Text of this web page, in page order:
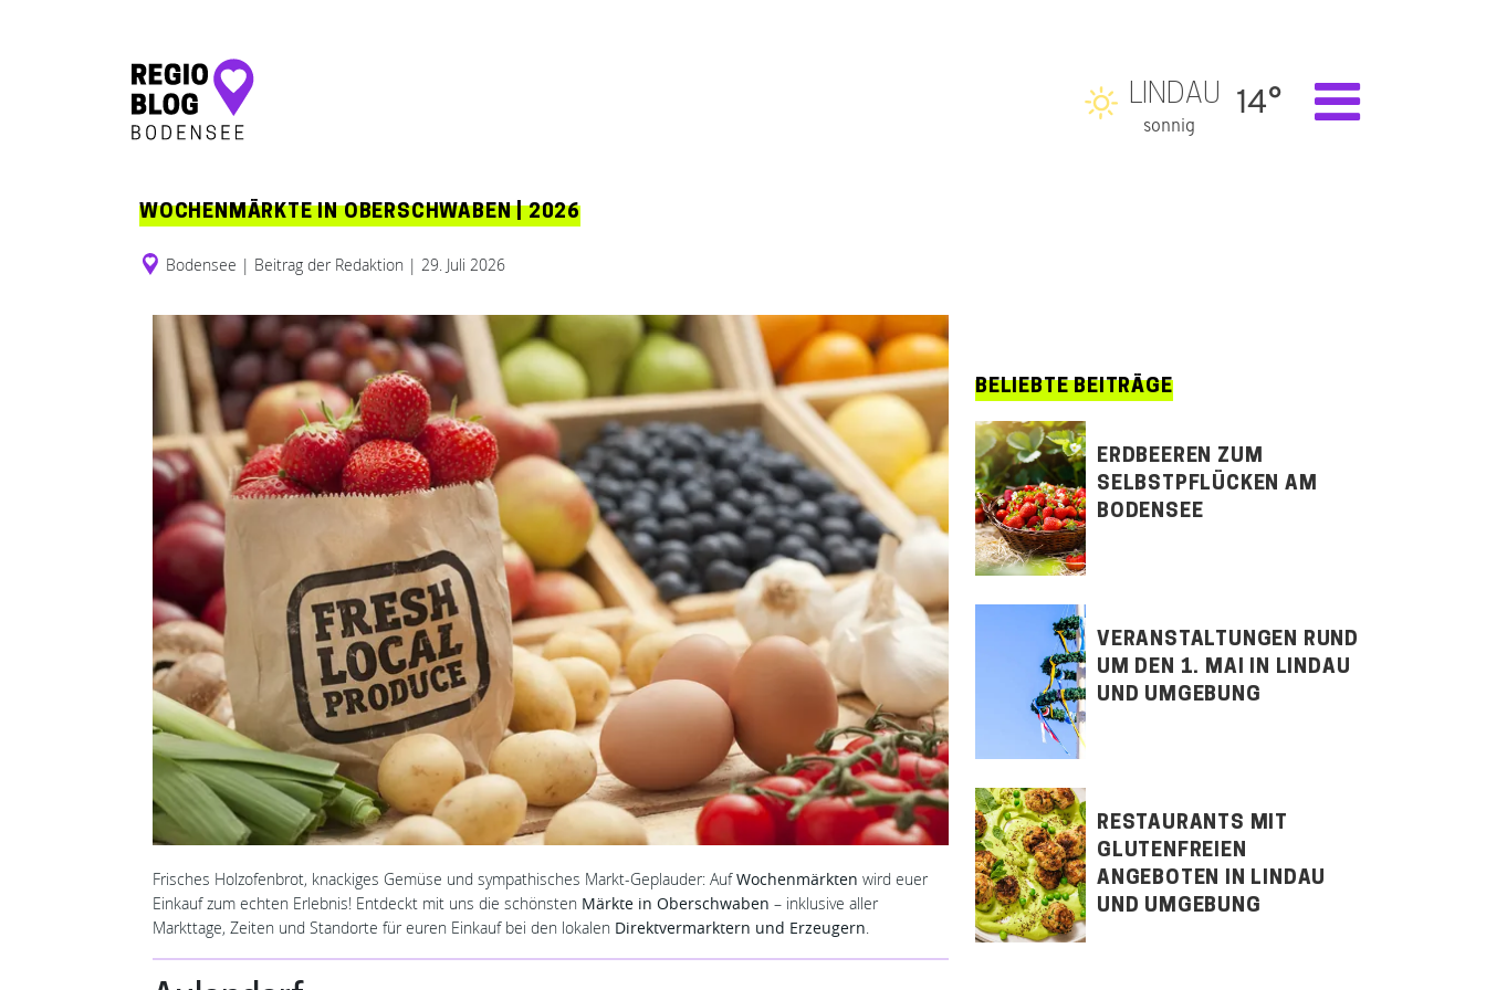
Hauptnavigation
LINDAU
sonnig
14°
WOCHENMÄRKTE IN OBERSCHWABEN | 2026
Bodensee | Beitrag der Redaktion | 29. Juli 2026
Frisches Holzofenbrot, knackiges Gemüse und sympathisches Markt-Geplauder: AufWochenmärkten wird euer
Einkauf zum echten Erlebnis! Entdeckt mit uns die schönsten Märkte in Oberschwaben – inklusive aller
Markttage, Zeiten und Standorte für euren Einkauf bei den lokalen Direktvermarktern und Erzeugern.
BELIEBTE BEITRÄGE
ERDBEEREN ZUM
SELBSTPFLÜCKEN AM
BODENSEE
VERANSTALTUNGEN RUND
UM DEN 1. MAI IN LINDAU
UND UMGEBUNG
RESTAURANTS MIT
GLUTENFREIEN
ANGEBOTEN IN LINDAU
UND UMGEBUNG